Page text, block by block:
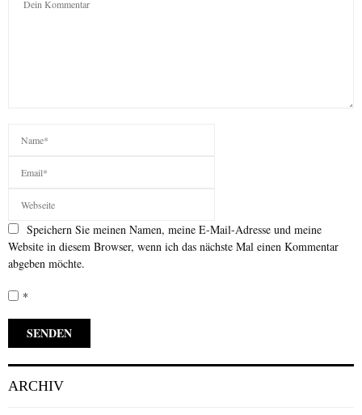
Speichern Sie meinen Namen, meine E-Mail-Adresse und meine
Website in diesem Browser, wenn ich das nächste Mal einen Kommentar
abgeben möchte.
*
ARCHIV